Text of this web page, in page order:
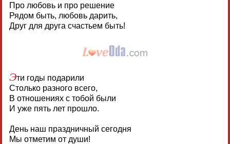
Про любовь и про решение
Рядом быть, любовь дарить,
Друг для друга счастьем быть!
Эти годы подарили
Столько разного всего,
В отношениях с тобой были
И уже пять лет прошло.
День наш праздничный сегодня
Мы отметим от души!